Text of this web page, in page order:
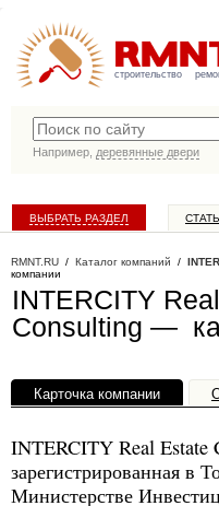
строительство
Например, деревянные двери
ВЫБРАТЬ РАЗДЕЛ
RMNT.RU / Каталог компаний /
компании
INTERCITY
Consulting —
Карточка компании
INTERCITY Real Estate
зарегистрированная в
Министерстве